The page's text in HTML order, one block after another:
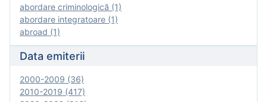
abordare criminologică (1)
abordare integratoare (1)
abroad (1)
Data emiterii
2000-2009 (36)
2010-2019 (417)